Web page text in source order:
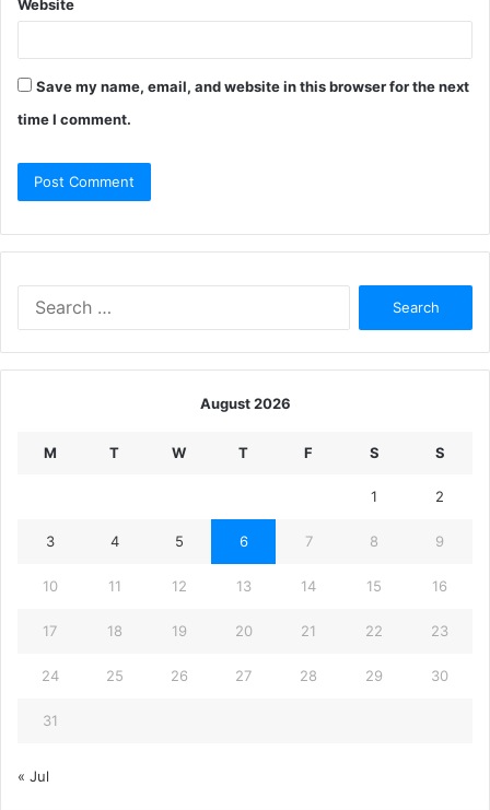
Website
Save my name, email, and website in this browser for the next
time I comment.
August 2026
M T W T F S S
1 2
3 4 5 6 7 8 9
10 11 12 13 14 15 16
17 18 19 20 21 22 23
24 25 26 27 28 29 30
31
« Jul